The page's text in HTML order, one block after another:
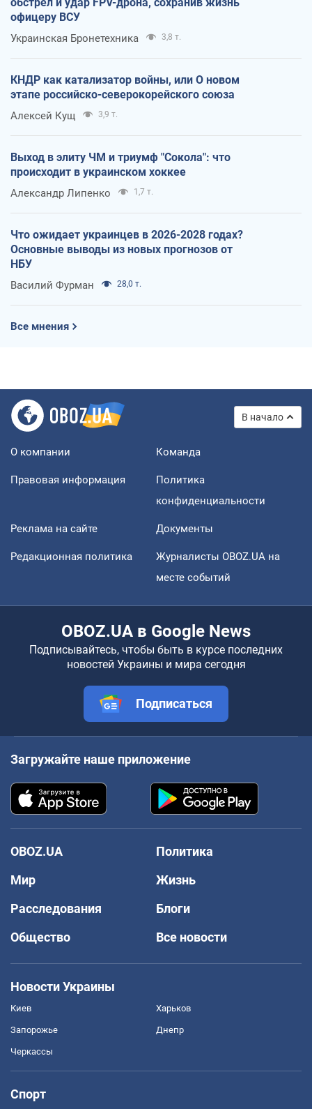
офицеру ВСУ
Украинская Бронетехника 3,8 т.
КНДР как катализатор войны, или О новом
этапе российско-северокорейского союза
Алексей Кущ 3,9 т.
Выход в элиту ЧМ и триумф "Сокола": что
происходит в украинском хоккее
Александр Липенко 1,7 т.
Что ожидает украинцев в 2026-2028 годах?
Основные выводы из новых прогнозов от
НБУ
Василий Фурман 28,0 т.
Все мнения
В начало
О компании Команда
Правовая информация
Политика
конфиденциальности
Реклама на сайте Документы
Редакционная политика
Журналисты OBOZ.UA на
месте событий
OBOZ.UA в Google News
Подписывайтесь, чтобы быть в курсе последних
новостей Украины и мира сегодня
Подписаться
Загружайте наше приложение
OBOZ.UA
Политика
Мир
Жизнь
Расследования
Блоги
Общество
Все новости
Новости Украины
Киев Харьков
Запорожье Днепр
Черкассы
Спорт